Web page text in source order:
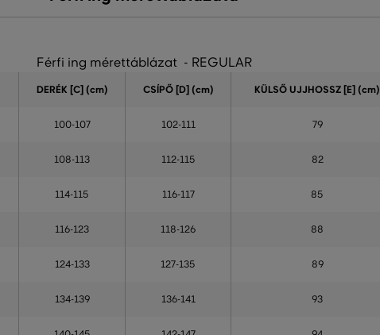
Férfi ing mérettáblázat - REGULAR
DERÉK [C] (cm) CSÍPŐ [D] (cm) KÜLSŐ UJJHOSSZ [E] (cm)
100-107 102-111 79
108-113 112-115 82
114-115 116-117 85
116-123 118-126 88
124-133 127-135 89
134-139 136-141 93